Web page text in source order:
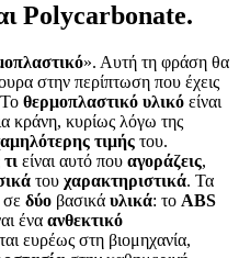
Polycarbonate.
». Αυτή τη φράση θα
στην περίπτωση που έχεις
θερμοπλαστικό υλικό είναι
κράνη, κυρίως λόγω της
τιμής του.
τι είναι αυτό που αγοράζεις,
του χαρακτηριστικά. Τα
σε δύο βασικά υλικά: το ABS
ένα ανθεκτικό
ευρέως στη βιομηχανία,